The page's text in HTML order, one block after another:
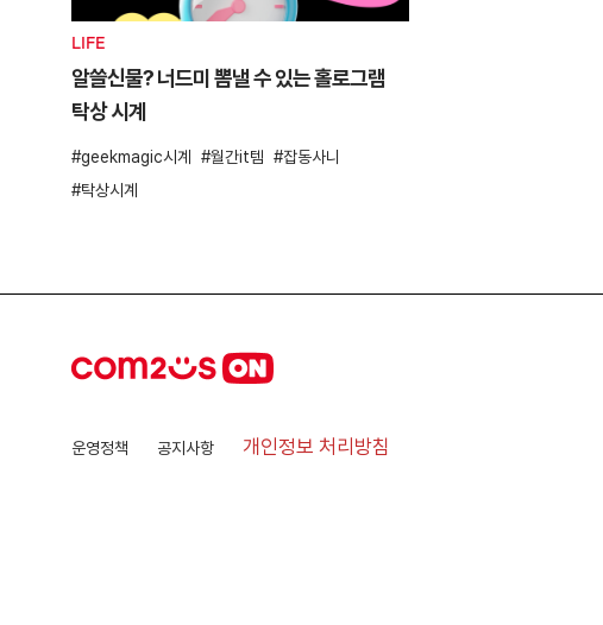
LIFE
알쓸신물? 너드미 뽐낼 수 있는 홀로그램
탁상 시계
geekmagic시계 월간it템
잡동사니
탁상시계
운영정책 공지사항 개인정보 처리방침